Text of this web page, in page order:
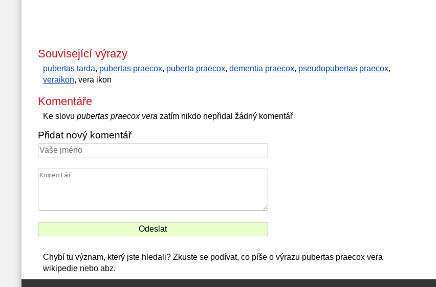
Související výrazy
pubertas tarda, pubertas praecox, puberta praecox, dementia praecox, pseudopubertas praecox,
veraikon, vera ikon
Komentáře
Ke slovu pubertas praecox vera zatím nikdo nepřidal žádný komentář
Přidat nový komentář
Chybí tu význam, který jste hledali? Zkuste se podívat, co píše o výrazu pubertas praecox vera
wikipedie nebo abz.